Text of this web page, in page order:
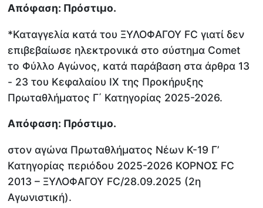
Απόφαση: Πρόστιμο.
*Καταγγελία κατά του ΞΥΛΟΦΑΓΟΥ FC γιατί δεν
επιβεβαίωσε ηλεκτρονικά στο σύστημα Comet
το Φύλλο Αγώνος, κατά παράβαση στα άρθρα 13
- 23 του Κεφαλαίου ΙΧ της Προκήρυξης
Πρωταθλήματος Γ΄ Κατηγορίας 2025-2026.
Απόφαση: Πρόστιμο.
στον αγώνα Πρωταθλήματος Νέων Κ-19 Γ’
Κατηγορίας περιόδου 2025-2026 ΚΟΡΝΟΣ FC
2013 – ΞΥΛΟΦΑΓΟΥ FC/28.09.2025 (2η
Αγωνιστική).